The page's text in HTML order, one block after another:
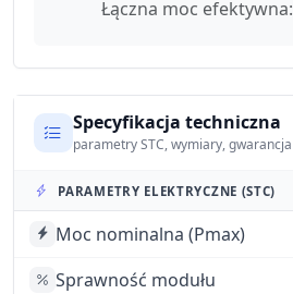
Łączna moc efektywna:
Specyfikacja techniczna
parametry STC, wymiary, gwarancja
PARAMETRY ELEKTRYCZNE (STC)
Moc nominalna (Pmax)
Sprawność modułu